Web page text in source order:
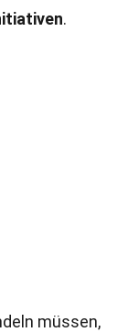
.
müssen,